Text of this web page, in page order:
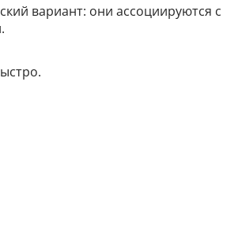
вариант: они ассоциируются с